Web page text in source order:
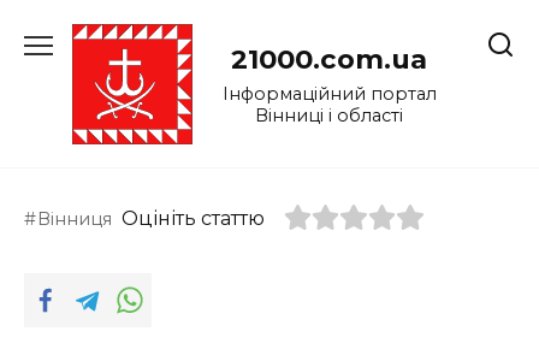
до
21000.com.ua
Інформаційний портал
Вінниці і області
Вінниця Оцініть статтю